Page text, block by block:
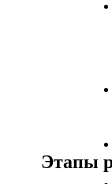
Этапы